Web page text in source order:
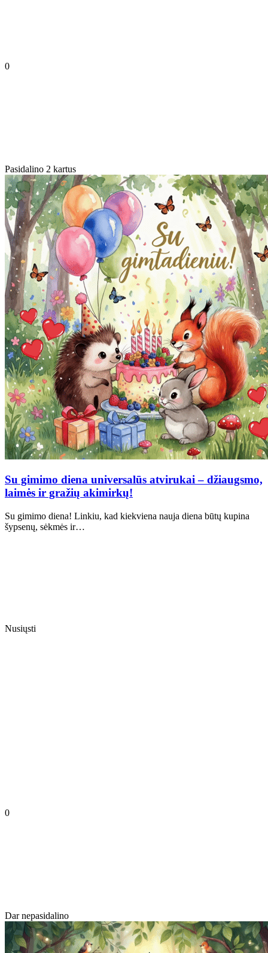
0
Pasidalino 2 kartus
Su gimimo diena universalūs atvirukai – džiaugsmo,
laimės ir gražių akimirkų!
Su gimimo diena! Linkiu, kad kiekviena nauja diena būtų kupina
šypsenų, sėkmės ir…
Nusiųsti
0
Dar nepasidalino